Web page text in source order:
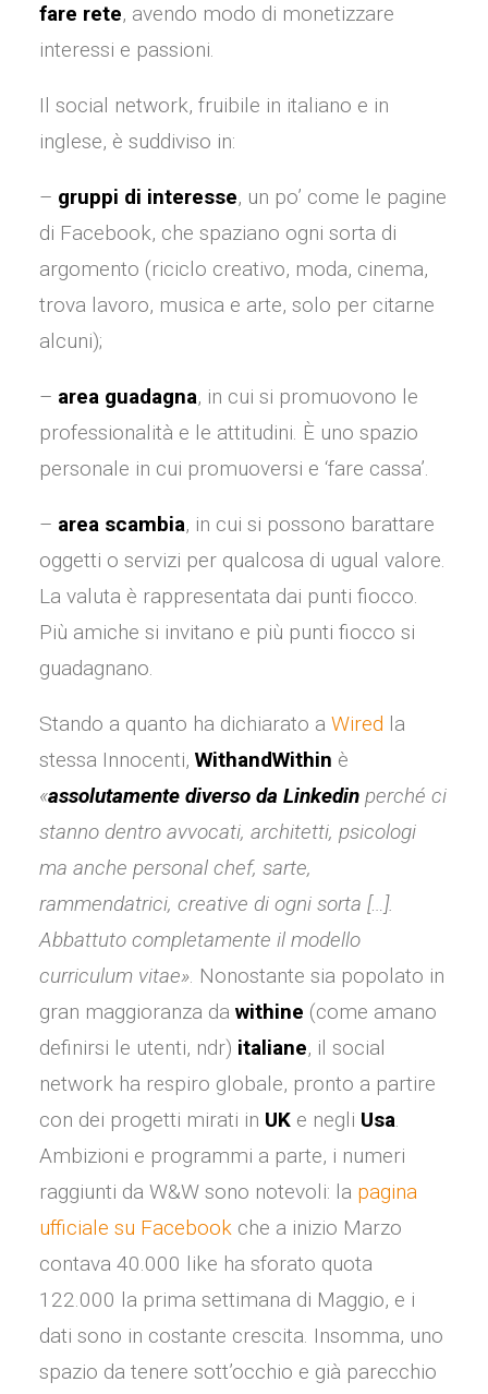
fare rete, avendo modo di monetizzare
interessi e passioni.
Il social network, fruibile in italiano e in
inglese, è suddiviso in:
– gruppi di interesse, un po’ come le pagine
di Facebook, che spaziano ogni sorta di
argomento (riciclo creativo, moda, cinema,
trova lavoro, musica e arte, solo per citarne
alcuni);
– area guadagna, in cui si promuovono le
professionalità e le attitudini. È uno spazio
personale in cui promuoversi e ‘fare cassa’.
– area scambia, in cui si possono barattare
oggetti o servizi per qualcosa di ugual valore.
La valuta è rappresentata dai punti fiocco.
Più amiche si invitano e più punti fiocco si
guadagnano.
Stando a quanto ha dichiarato a Wired la
stessa Innocenti, WithandWithin è
«assolutamente diverso da Linkedin perché ci
stanno dentro avvocati, architetti, psicologi
ma anche personal chef, sarte,
rammendatrici, creative di ogni sorta […].
Abbattuto completamente il modello
curriculum vitae». Nonostante sia popolato in
gran maggioranza da withine (come amano
definirsi le utenti, ndr) italiane, il social
network ha respiro globale, pronto a partire
con dei progetti mirati in UK e negli Usa.
Ambizioni e programmi a parte, i numeri
raggiunti da W&W sono notevoli: la pagina
ufficiale su Facebook che a inizio Marzo
contava 40.000 like ha sforato quota
122.000 la prima settimana di Maggio, e i
dati sono in costante crescita. Insomma, uno
spazio da tenere sott’occhio e già parecchio